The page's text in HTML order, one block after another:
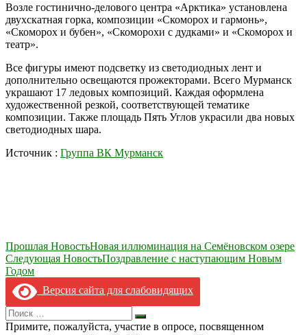
Возле гостинично-делового центра «Арктика» установлена
двухскатная горка, композиции «Скоморох и гармонь»,
«Скоморох и бубен», «Скоморохи с дудками» и «Скоморох и
театр».
Все фигуры имеют подсветку из светодиодных лент и
дополнительно освещаются прожекторами. Всего Мурманск
украшают 17 ледовых композиций. Каждая оформлена
художественной резкой, соответствующей тематике
композиции. Также площадь Пять Углов украсили два новых
светодиодных шара.
Источник : Группа ВК Мурманск
Навигация
по
записям
Прошлая НовостьНовая иллюминация на Семёновском озере
Следующая НовостьПоздравление с наступающим Новым
Годом
Версия сайта для слабовидящих
Search
for:
Искать
Примите, пожалуйста, участие в опросе, посвященном